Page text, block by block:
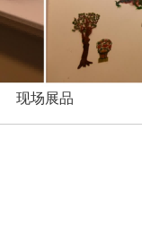
现场展品